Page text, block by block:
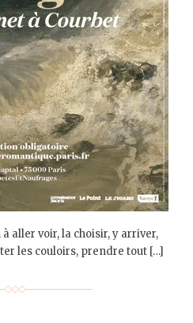
aller voir, la choisir, y arriver,
les couloirs, prendre tout […]